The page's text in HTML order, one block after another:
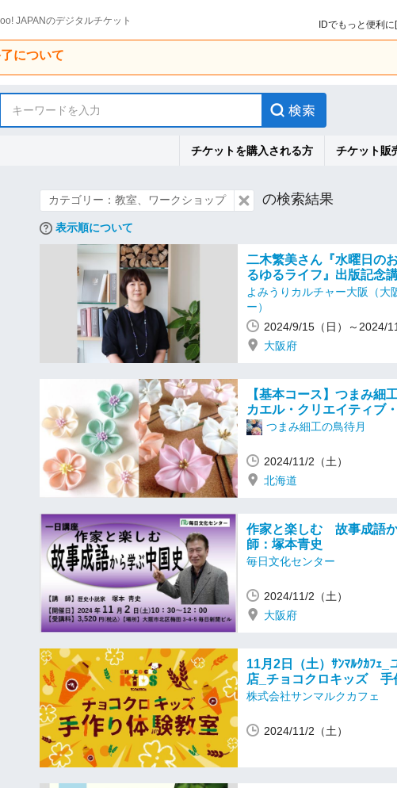
JAPANのデジタルチケット
IDでもっと便利に[
について
キーワードを入力
チケットを購入される方 チケット販
カテゴリー：教室、ワークショップ の検索結果
表示順について
二木繁美さん『水曜日の
るゆるライフ』出版記念
よみうりカルチャー大阪（大
ー）
2024/9/15（日）～2024/
大阪府
【基本コース】つまみ細
カエル・クリエイティブ
つまみ細工の鳥待月
2024/11/2（土）
北海道
作家と楽しむ 故事成語
師：塚本青史
毎日文化センター
2024/11/2（土）
大阪府
11月2日（土）ｻﾝﾏﾙｸｶﾌｪ_
店_チョコクロキッズ 手
株式会社サンマルクカフェ
2024/11/2（土）